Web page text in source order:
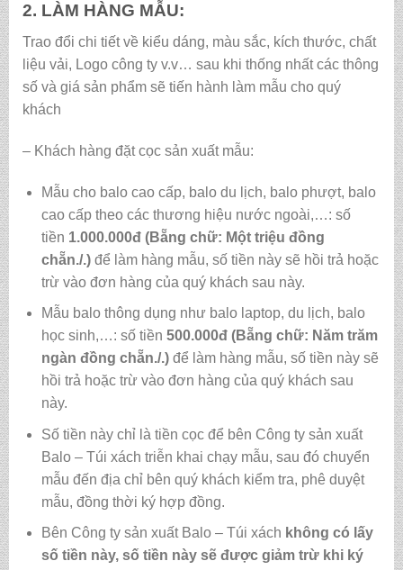
2. LÀM HÀNG MẪU:
Trao đổi chi tiết về kiểu dáng, màu sắc, kích thước, chất
liệu vải, Logo công ty v.v… sau khi thống nhất các thông
số và giá sản phẩm sẽ tiến hành làm mẫu cho quý
khách
– Khách hàng đặt cọc sản xuất mẫu:
Mẫu cho balo cao cấp, balo du lịch, balo phượt, balo
cao cấp theo các thương hiệu nước ngoài,…: số
tiền 1.000.000đ (Bẵng chữ: Một triệu đồng
chẵn./.)để làm hàng mẫu, số tiền này sẽ hồi trả hoặc
trừ vào đơn hàng của quý khách sau này.
Mẫu balo thông dụng như balo laptop, du lịch, balo
học sinh,…: số tiền 500.000đ (Bẵng chữ: Năm trăm
ngàn đồng chẵn./.)để làm hàng mẫu, số tiền này sẽ
hồi trả hoặc trừ vào đơn hàng của quý khách sau
này.
Số tiền này chỉ là tiền cọc để bên Công ty sản xuất
Balo – Túi xách triễn khai chạy mẫu, sau đó chuyển
mẫu đến địa chỉ bên quý khách kiểm tra, phê duyệt
mẫu, đồng thời ký hợp đồng.
Bên Công ty sản xuất Balo – Túi xách không có lấy
số tiền này, số tiền này sẽ được giảm trừ khi ký